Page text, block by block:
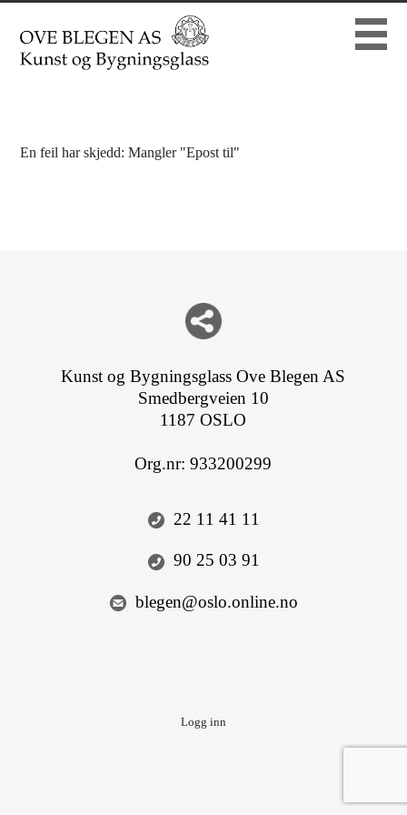
En feil har skjedd: Mangler "Epost til"
Kunst og Bygningsglass Ove Blegen AS
Smedbergveien 10
1187 OSLO
Org.nr:933200299
22 11 41 11
90 25 03 91
blegen@oslo.online.no
Logg inn